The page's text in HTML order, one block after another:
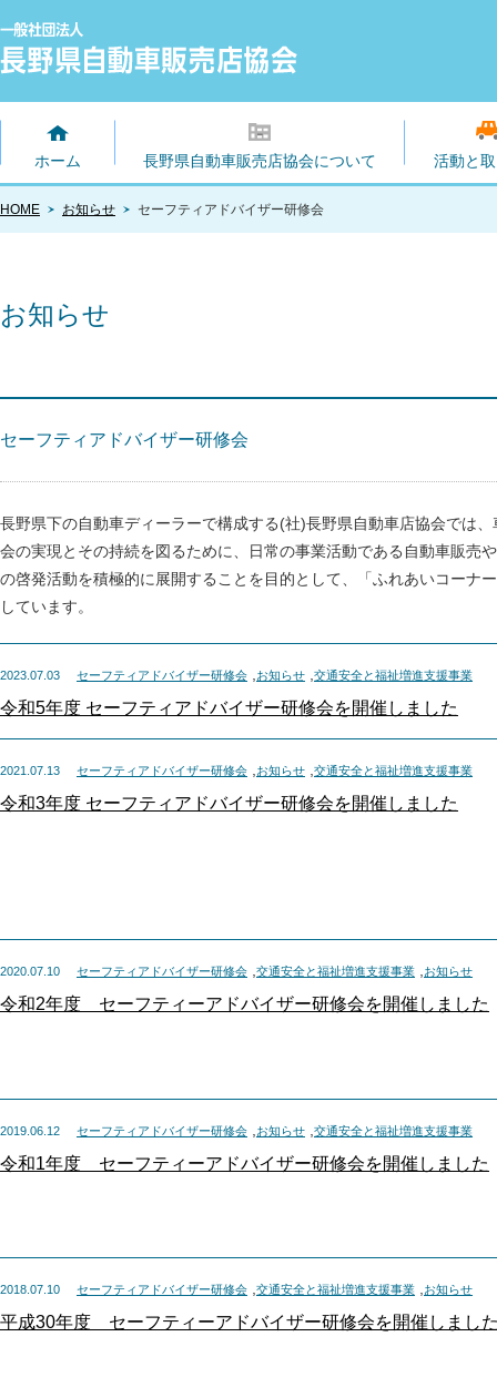
ホーム 長野県自動車販売店協会について 活動と
HOME お知らせ セーフティアドバイザー研修会
お知らせ
セーフティアドバイザー研修会
長野県下の自動車ディーラーで構成する(社)長野県自動車店協会では
会の実現とその持続を図るために、日常の事業活動である自動車販売
の啓発活動を積極的に展開することを目的として、「ふれあいコーナ
しています。
2023.07.03 セーフティアドバイザー研修会 お知らせ 交通安全と福祉増進支援事業
令和5年度 セーフティアドバイザー研修会を開催しました
2021.07.13 セーフティアドバイザー研修会 お知らせ 交通安全と福祉増進支援事業
令和3年度 セーフティアドバイザー研修会を開催しました
2020.07.10 セーフティアドバイザー研修会 交通安全と福祉増進支援事業 お知らせ
令和2年度 セーフティーアドバイザー研修会を開催しました
2019.06.12 セーフティアドバイザー研修会 お知らせ 交通安全と福祉増進支援事業
令和1年度 セーフティーアドバイザー研修会を開催しました
2018.07.10 セーフティアドバイザー研修会 交通安全と福祉増進支援事業 お知らせ
平成30年度 セーフティーアドバイザー研修会を開催しまし